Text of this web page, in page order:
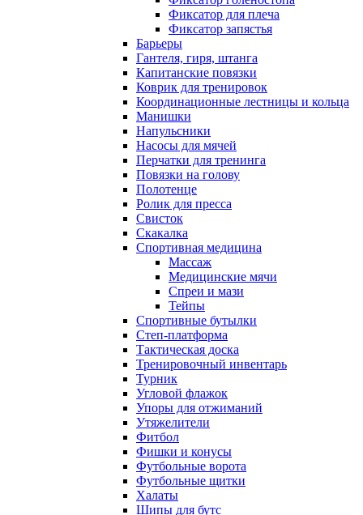
Фиксатор для плеча
Фиксатор запястья
Барьеры
Гантеля, гиря, штанга
Капитанские повязки
Коврик для тренировок
Координационные лестницы и кольца
Манишки
Напульсники
Насосы для мячей
Перчатки для тренинга
Повязки на голову
Полотенце
Ролик для пресса
Свисток
Скакалка
Спортивная медицина
Массаж
Медицинские мячи
Спреи и мази
Тейпы
Спортивные бутылки
Степ-платформа
Тактическая доска
Тренировочный инвентарь
Турник
Угловой флажок
Упоры для отжиманий
Утяжелители
Фитбол
Фишки и конусы
Футбольные ворота
Футбольные щитки
Халаты
Шипы для бутс